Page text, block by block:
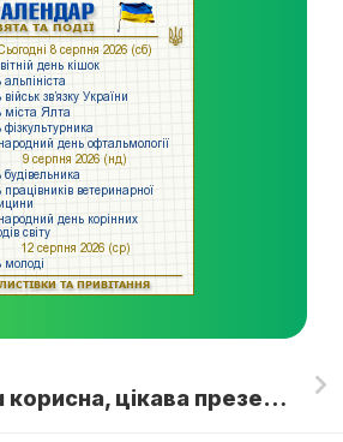
До Вашої уваги корисна, цікава презентація до Свята Великодня для вихованців молодшого та середнього шкільного віку🐣🎨🥚🍩🍪